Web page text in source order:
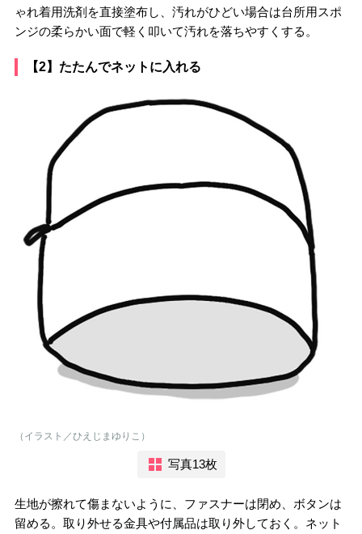
ゃれ着用洗剤を直接塗布し、汚れがひどい場合は台所用スポ
ンジの柔らかい面で軽く叩いて汚れを落ちやすくする。
【2】たたんでネットに入れる
（イラスト／ひえじまゆりこ）
写真13枚
生地が擦れて傷まないように、ファスナーは閉め、ボタンは
留める。取り外せる金具や付属品は取り外しておく。ネット